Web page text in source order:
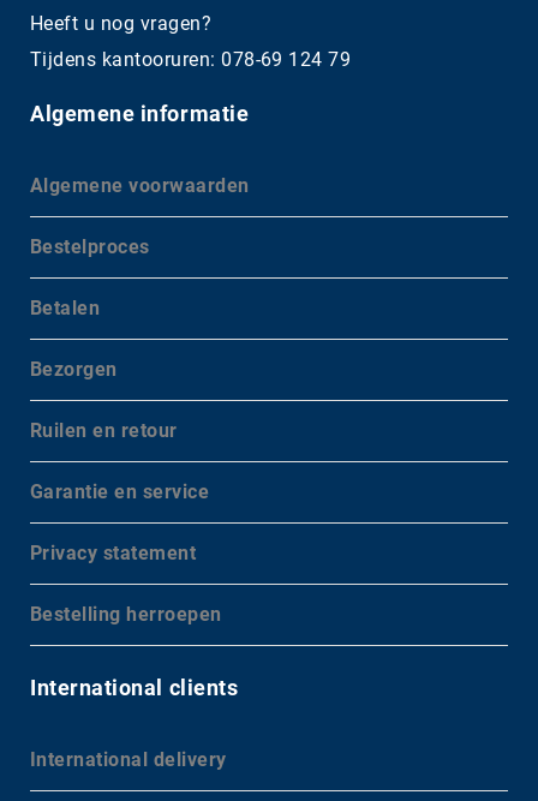
Heeft u nog vragen?
Tijdens kantooruren: 078-69 124 79
Algemene informatie
Algemene voorwaarden
Bestelproces
Betalen
Bezorgen
Ruilen en retour
Garantie en service
Privacy statement
Bestelling herroepen
International clients
International delivery